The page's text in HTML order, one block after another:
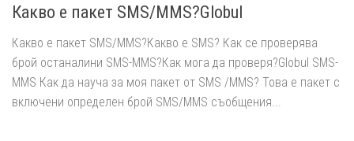
Какво е пакет SMS/MMS?Globul
Какво е пакет SMS/MMS?Какво е SMS? Как се проверява
брой останалини SMS-MMS?Как мога да проверя?Globul SMS-
MMS Как да науча за моя пакет от SMS /MMS? Това е пакет с
включени определен брой SMS/MMS съобщения...